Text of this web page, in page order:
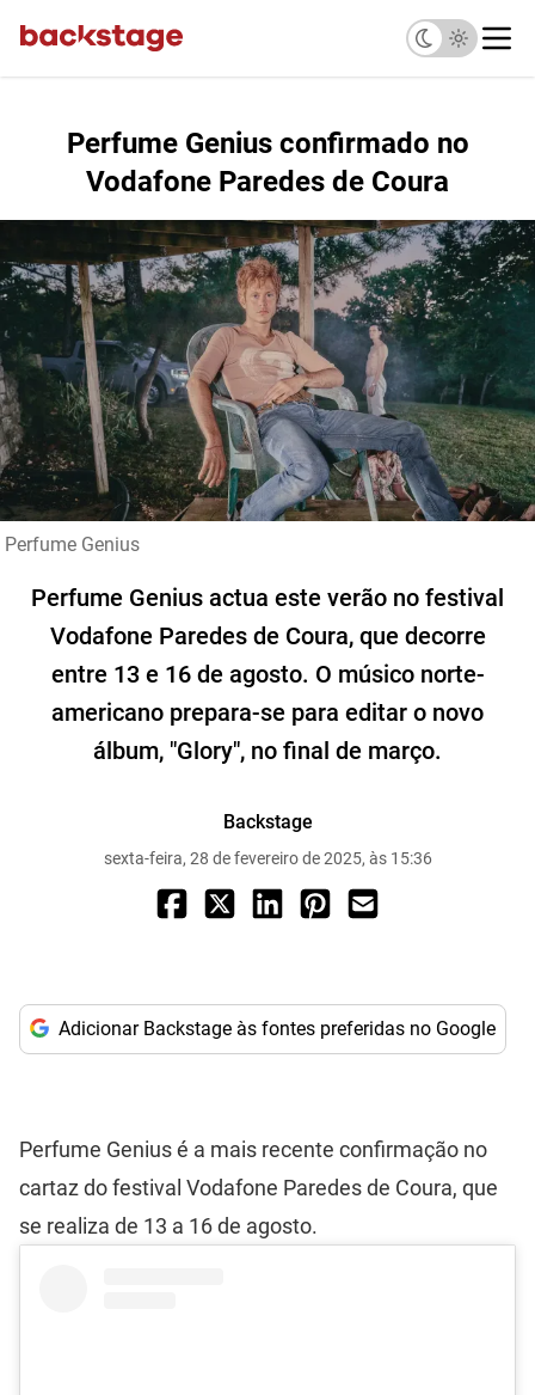
Perfume Genius confirmado no
Vodafone Paredes de Coura
Perfume Genius
Perfume Genius actua este verão no festival
Vodafone Paredes de Coura, que decorre
entre 13 e 16 de agosto. O músico norte-
americano prepara-se para editar o novo
álbum, "Glory", no final de março.
Backstage
sexta-feira, 28 de fevereiro de 2025, às 15:36
Adicionar Backstage às fontes preferidas no Google
Perfume Genius é a mais recente confirmação no
cartaz do festival Vodafone Paredes de Coura, que
se realiza de 13 a 16 de agosto.